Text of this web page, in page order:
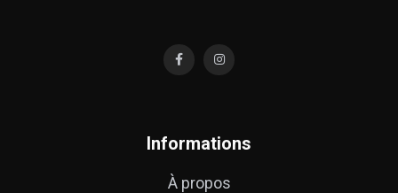
Informations
À propos